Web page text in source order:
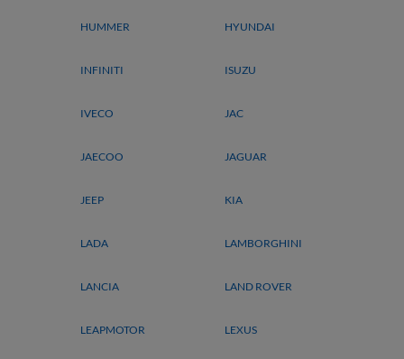
HUMMER HYUNDAI
INFINITI ISUZU
IVECO JAC
JAECOO JAGUAR
JEEP KIA
LADA LAMBORGHINI
LANCIA LAND ROVER
LEAPMOTOR LEXUS